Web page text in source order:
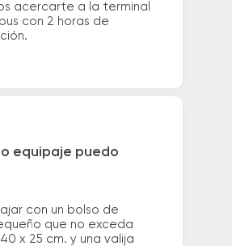
acercarte a la terminal
con 2 horas de
equipaje puedo
con un bolso de
que no exceda
x 25 cm. y una valija